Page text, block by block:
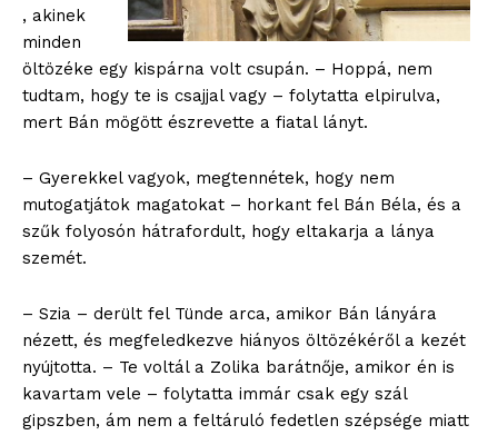
, akinek
minden
öltözéke egy kispárna volt csupán. – Hoppá, nem
tudtam, hogy te is csajjal vagy – folytatta elpirulva,
mert Bán mögött észrevette a fiatal lányt.
– Gyerekkel vagyok, megtennétek, hogy nem
mutogatjátok magatokat – horkant fel Bán Béla, és a
szűk folyosón hátrafordult, hogy eltakarja a lánya
szemét.
– Szia – derült fel Tünde arca, amikor Bán lányára
nézett, és megfeledkezve hiányos öltözékéről a kezét
nyújtotta. – Te voltál a Zolika barátnője, amikor én is
kavartam vele – folytatta immár csak egy szál
gipszben, ám nem a feltáruló fedetlen szépsége miatt